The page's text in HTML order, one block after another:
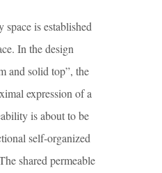
is established
In the design
and solid top”, the
expression of a
is about to be
self-organized
shared permeable